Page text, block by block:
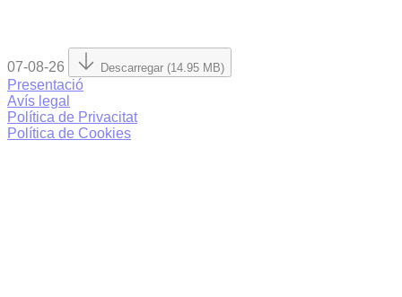
07-08-26 Descarregar (14.95 MB)
Presentació
Avís legal
Política de Privacitat
Política de Cookies